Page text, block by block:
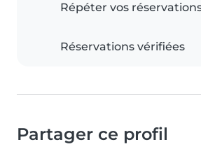
Répéter vos
Réservations vérifiées
Partager ce profil